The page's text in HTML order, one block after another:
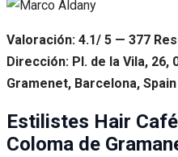
Valoración: 4.1/ 5 — 377
Dirección: Pl. de la Vila, 26,
Gramenet, Barcelona, Spain
Estilistes Hair
Coloma de